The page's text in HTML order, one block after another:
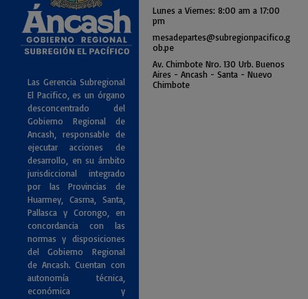
Las Gerencia Subregional
El Pacifico, es un órgano
desconcentrado del
Gobierno Regional de
Ancash, responsable de
ejecutar acciones de
desarrollo, en su ámbito
jurisdiccional integrado
por las Provincias de
Huarmey, Casma, Santa,
Pallasca y Corongo, en
concordancia con las
normas y disposiciones
del Gobierno Regional
de Ancash. Cuentan con
autonomía técnica,
económica y
Lunes a Viernes: 8:00 am a 17:00
pm
mesadepartes@subregionpacifico.g
ob.pe
Av. Chimbote Nro. 130 Urb. Buenos
Aires - Ancash - Santa - Nuevo
Chimbote